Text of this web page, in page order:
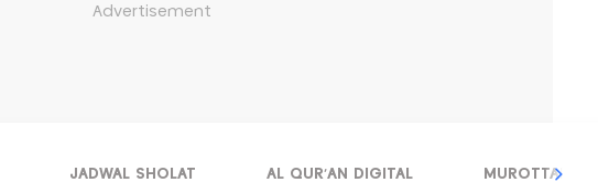
Advertisement
JADWAL SHOLAT AL QUR'AN DIGITAL MUROTTAL